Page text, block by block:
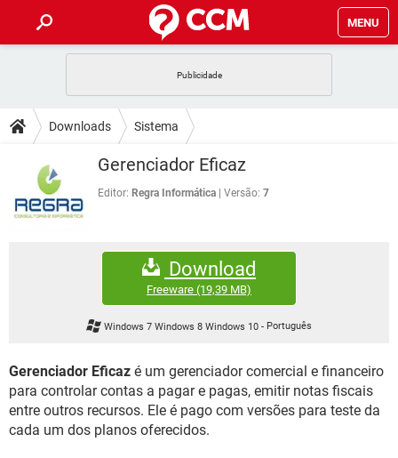
MENU
CELULAR
OUTLOOK EXCEL
INSTAGRAM GMAIL
GUIA DE COMPRAS
DICAS
JOGOS
CELULAR
OUTLOOK
JOGOS WHATSAPP
CELULAR
EXCEL
GMAIL
FÓRUM
FACEBOOK
EXCEL
GMAIL
WHATSAPP
INSTAGRAM GMAIL
GUIA DE COMPRAS
Downloads Sistema
Gerenciador Eficaz
Editor: Regra Informática Versão: 7
Download
Freeware (19,39 MB)
Windows 7 Windows 8 Windows 10- Português
Gerenciador Eficaz é um gerenciador comercial e financeiro
para controlar contas a pagar e pagas, emitir notas fiscais
entre outros recursos. Ele é pago com versões para teste da
cada um dos planos oferecidos.